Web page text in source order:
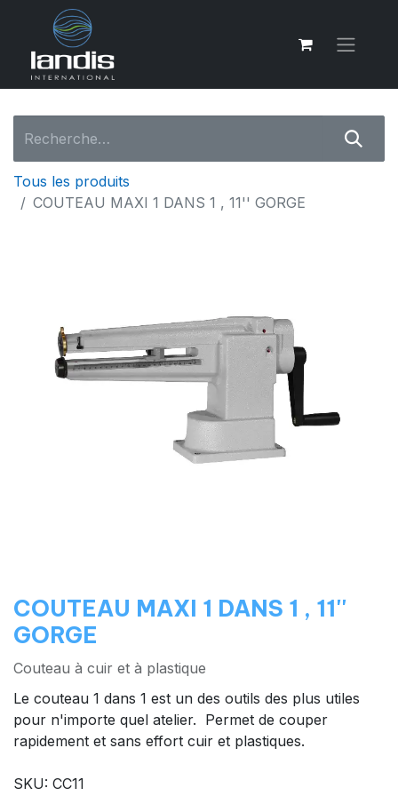
Tous les produits
COUTEAU MAXI 1 DANS 1 , 11'' GORGE
COUTEAU MAXI 1 DANS 1 , 11''
GORGE
Couteau à cuir et à plastique
Le couteau 1 dans 1 est un des outils des plus utiles
pour n'importe quel atelier. Permet de couper
rapidement et sans effort cuir et plastiques.
SKU: CC11